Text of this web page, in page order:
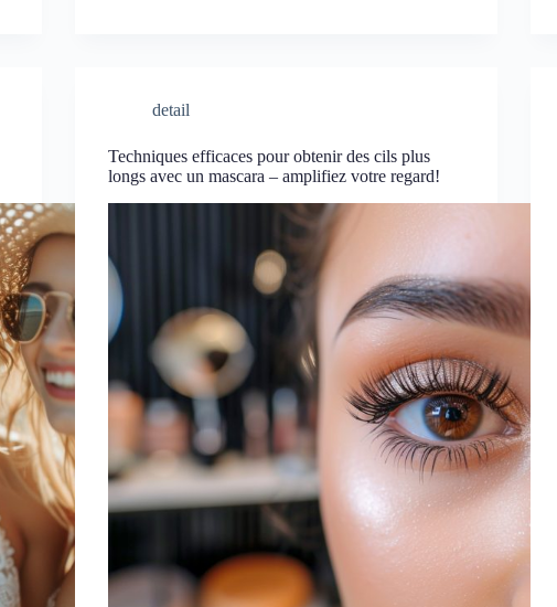
detail
Techniques efficaces pour obtenir des cils plus
longs avec un mascara – amplifiez votre regard!